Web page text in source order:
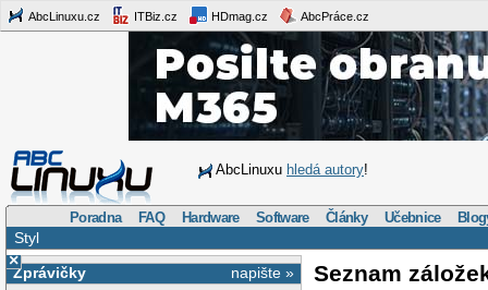
AbcLinuxu.cz ITBiz.cz HDmag.cz AbcPráce.cz
AbcLinuxu hledá autory!
Poradna FAQ Hardware Software Články Učebnice
Styl
×
napište »
Zprávičky
Seznam